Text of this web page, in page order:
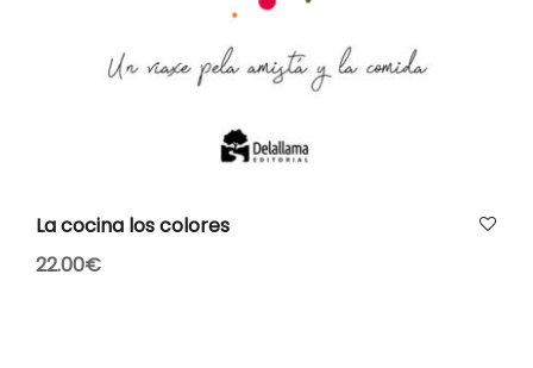
La cocina los colores
22.00€